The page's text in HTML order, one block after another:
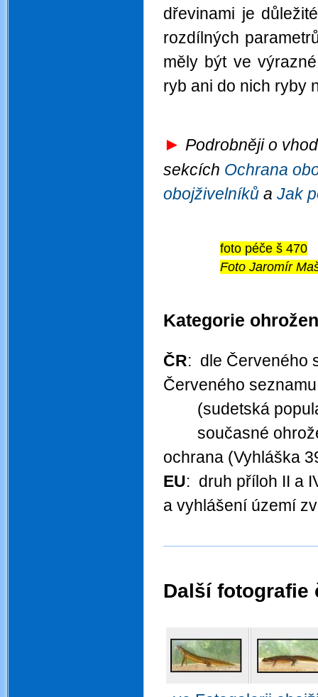
dřevinami je
rozdílných
měly být ve
ryb ani do nich ryby
► Podrobněji o
sekcích Ochrana
obojživelníků a Jak
foto péče š 470
Foto Jaromír
Kategorie
ČR: dle Červeného
Červeného
(sudetská
současné
ochrana (Vyhláška
EU: druh příloh II a
a vyhlášení území
Další fotografie